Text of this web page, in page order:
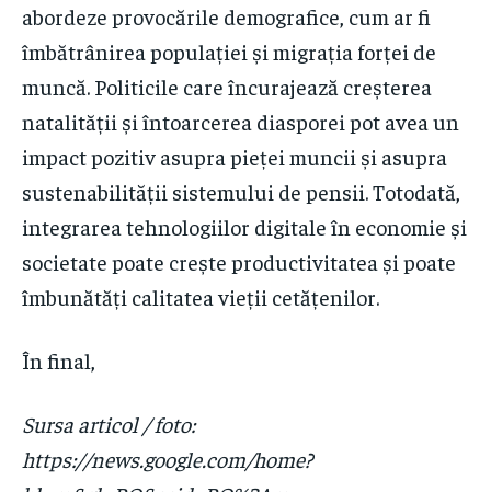
abordeze provocările demografice, cum ar fi
îmbătrânirea populației și migrația forței de
muncă. Politicile care încurajează creșterea
natalității și întoarcerea diasporei pot avea un
impact pozitiv asupra pieței muncii și asupra
sustenabilității sistemului de pensii. Totodată,
integrarea tehnologiilor digitale în economie și
societate poate crește productivitatea și poate
îmbunătăți calitatea vieții cetățenilor.
În final,
Sursa articol / foto:
https://news.google.com/home?